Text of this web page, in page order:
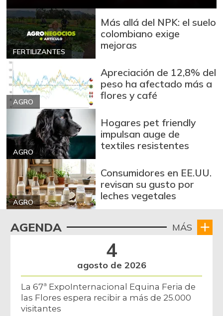
FERTILIZANTES
Más allá del NPK: el suelo
colombiano exige
mejoras
AGRO
Apreciación de 12,8% del
peso ha afectado más a
flores y café
AGRO
Hogares pet friendly
impulsan auge de
textiles resistentes
AGRO
Consumidores en EE.UU.
revisan su gusto por
leches vegetales
AGENDA MÁS
4
agosto de 2026
La 67ª ExpoInternacional Equina Feria de
las Flores espera recibir a más de 25.000
visitantes